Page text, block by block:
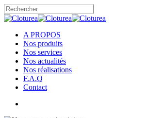
Skip
to
content
Close
rechercher
Menu
A PROPOS
Nos produits
Nos services
Nos actualités
Nos réalisations
F.A.Q
Contact